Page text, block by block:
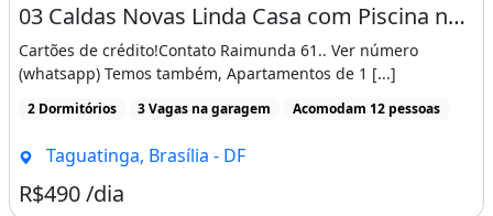
03 Caldas Novas Linda Casa com Piscina no Centro da Cidade
Cartões de crédito!Contato Raimunda 61.. Ver número
(whatsapp) Temos também, Apartamentos de 1 [...]
2 Dormitórios 3 Vagas na garagem Acomodam 12 pessoas
Taguatinga, Brasília - DF
R$490 /dia